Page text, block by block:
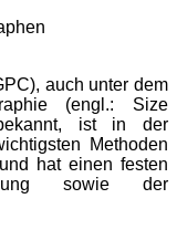
auch unter dem
(engl.: Size
ist in der
Methoden
hat einen festen
sowie der